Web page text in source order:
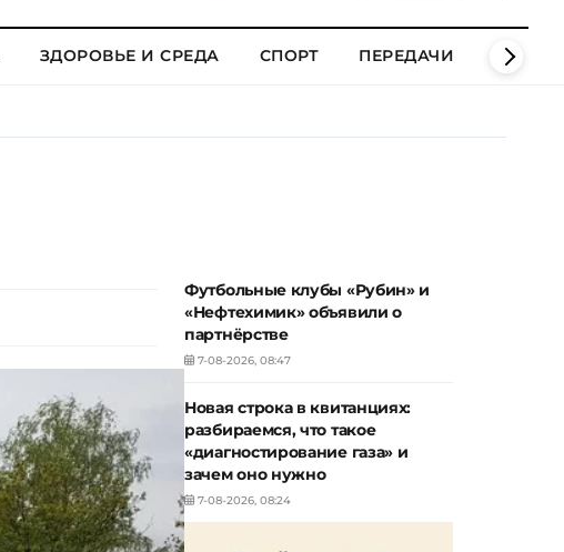
ЗДОРОВЬЕ И СРЕДА СПОРТ ПЕРЕДАЧИ КЛИПЫ
Футбольные клубы «Рубин» и
«Нефтехимик» объявили о
партнёрстве
7-08-2026, 08:47
Новая строка в квитанциях:
разбираемся, что такое
«диагностирование газа» и
зачем оно нужно
7-08-2026, 08:24